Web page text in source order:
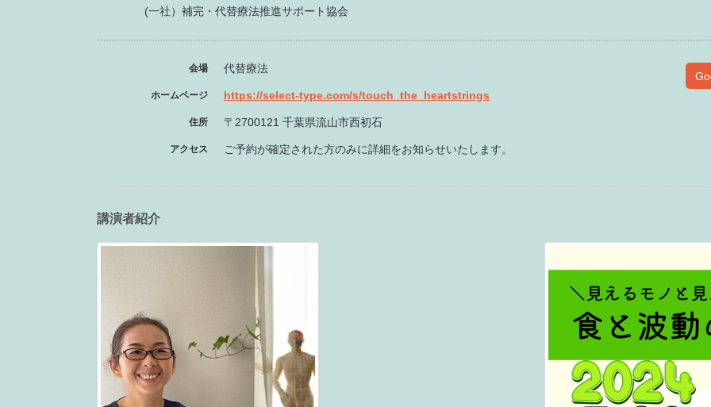
(一社）補完・代替療法推進サポート協会
会場 代替療法
ホームページ https://select-type.com/s/touch_the_heartstrings
住所 〒2700121 千葉県流山市西初石
アクセス ご予約が確定された方のみに詳細をお知らせいたします。
講演者紹介